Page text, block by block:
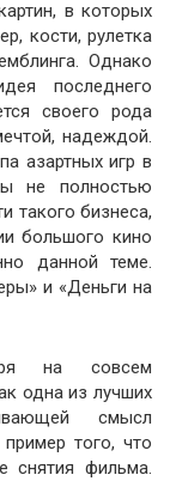
в которых
кости, рулетка
Однако
последнего
своего рода
надеждой.
азартных игр в
не полностью
такого бизнеса,
большого кино
данной теме.
и «Деньги на
на совсем
одна из лучших
смысл
того, что
снятия фильма.